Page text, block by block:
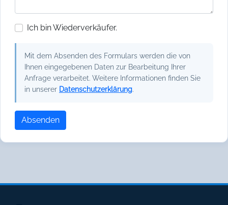
Ich bin Wiederverkäufer.
Mit dem Absenden des Formulars werden die von
Ihnen eingegebenen Daten zur Bearbeitung Ihrer
Anfrage verarbeitet. Weitere Informationen finden Sie
in unserer Datenschutzerklärung.
Absenden